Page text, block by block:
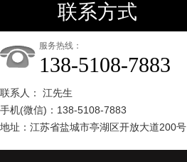
联系方式
服务热线：
138-5108-7883
联系人： 江先生
手机(微信)：138-5108-7883
地址：江苏省盐城市亭湖区开放大道200号